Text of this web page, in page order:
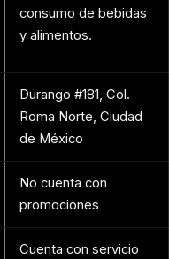
consumo de bebidas
y alimentos.
Durango #181, Col.
Roma Norte, Ciudad
de México
No cuenta con
promociones
Cuenta con servicio